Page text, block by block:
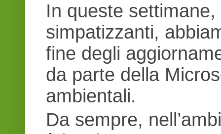
In queste
simpatizzanti,
fine degli
da parte della
ambientali.
Da sempre,